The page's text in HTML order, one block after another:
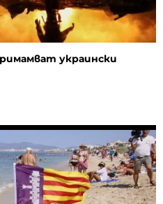
украински